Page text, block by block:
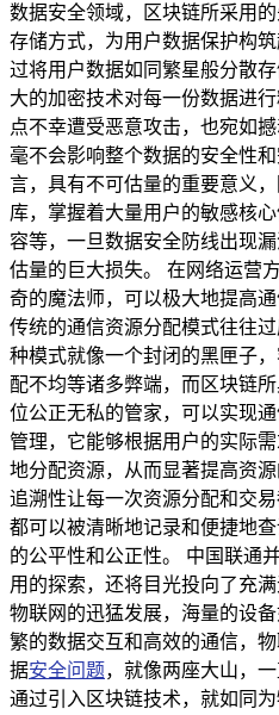
数据安全领域，区块链所采用
存储方式，为用户数据保护构
过将用户数据如同繁星般分散
大的加密技术对每一份数据进
点不幸遭受恶意攻击，也宛如
毫不会影响整个数据的安全性
言，具有不可估量的重要意义
库，掌握着大量用户的敏感核
容等，一旦数据安全防线出现
估量的巨大损失。 在网络运营
奇的魔法师，可以极大地提高
传统的通信资源分配模式往往
种模式就像一个封闭的黑匣子
配不均等诸多弊端，而区块链
位公正无私的管家，可以实现
管理，它能够根据用户的实际
地分配资源，从而显著提高资
追溯性让每一次资源分配和交
都可以被清晰地记录和便捷地
的公平性和公正性。 中国联通
用的探索，还将目光投向了充
物联网的迅猛发展，海量的设
繁的数据交互和高效的通信，
据安全问题，就像两座大山，
通过引入区块链技术，就如同